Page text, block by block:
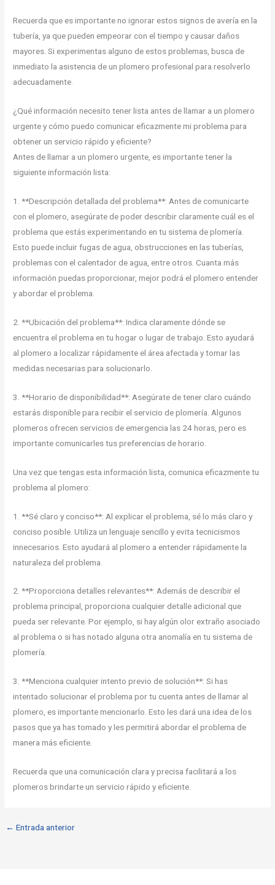
Recuerda que es importante no ignorar estos signos de avería en la
tubería, ya que pueden empeorar con el tiempo y causar daños
mayores. Si experimentas alguno de estos problemas, busca de
inmediato la asistencia de un plomero profesional para resolverlo
adecuadamente.
¿Qué información necesito tener lista antes de llamar a un plomero
urgente y cómo puedo comunicar eficazmente mi problema para
obtener un servicio rápido y eficiente?
Antes de llamar a un plomero urgente, es importante tener la
siguiente información lista:
1. **Descripción detallada del problema**: Antes de comunicarte
con el plomero, asegúrate de poder describir claramente cuál es el
problema que estás experimentando en tu sistema de plomería.
Esto puede incluir fugas de agua, obstrucciones en las tuberías,
problemas con el calentador de agua, entre otros. Cuanta más
información puedas proporcionar, mejor podrá el plomero entender
y abordar el problema.
2. **Ubicación del problema**: Indica claramente dónde se
encuentra el problema en tu hogar o lugar de trabajo. Esto ayudará
al plomero a localizar rápidamente el área afectada y tomar las
medidas necesarias para solucionarlo.
3. **Horario de disponibilidad**: Asegúrate de tener claro cuándo
estarás disponible para recibir el servicio de plomería. Algunos
plomeros ofrecen servicios de emergencia las 24 horas, pero es
importante comunicarles tus preferencias de horario.
Una vez que tengas esta información lista, comunica eficazmente tu
problema al plomero:
1. **Sé claro y conciso**: Al explicar el problema, sé lo más claro y
conciso posible. Utiliza un lenguaje sencillo y evita tecnicismos
innecesarios. Esto ayudará al plomero a entender rápidamente la
naturaleza del problema.
2. **Proporciona detalles relevantes**: Además de describir el
problema principal, proporciona cualquier detalle adicional que
pueda ser relevante. Por ejemplo, si hay algún olor extraño asociado
al problema o si has notado alguna otra anomalía en tu sistema de
plomería.
3. **Menciona cualquier intento previo de solución**: Si has
intentado solucionar el problema por tu cuenta antes de llamar al
plomero, es importante mencionarlo. Esto les dará una idea de los
pasos que ya has tomado y les permitirá abordar el problema de
manera más eficiente.
Recuerda que una comunicación clara y precisa facilitará a los
plomeros brindarte un servicio rápido y eficiente.
← Entrada anterior